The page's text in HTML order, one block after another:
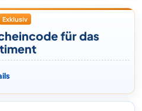
Exklusiv
für das